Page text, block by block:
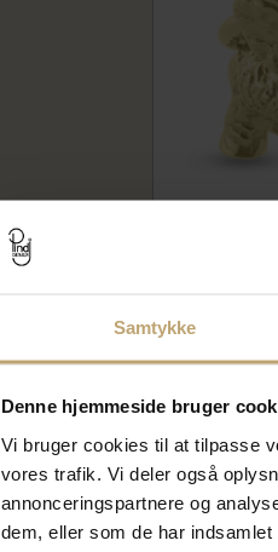
Samtykke
Denne hjemmeside bruger
Vi bruger cookies til at tilpasse
vores trafik. Vi deler også
annonceringspartnere og
dem, eller som de har
4.452,00